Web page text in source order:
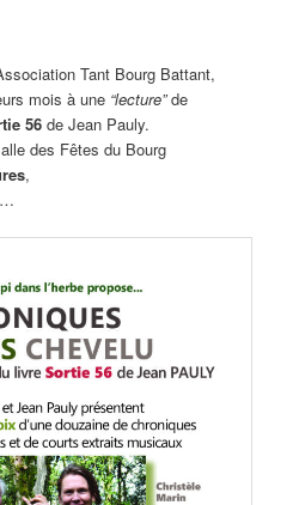
Tant Bourg Battant,
mois à une “lecture”de
56de Jean Pauly.
des Fêtes du Bourg
,